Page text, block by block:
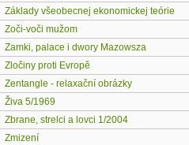
Základy všeobecnej ekonomickej teórie
Zoči-voči mužom
Zamki, palace i dwory Mazowsza
Zločiny proti Evropě
Zentangle - relaxační obrázky
Živa 5/1969
Zbrane, strelci a lovci 1/2004
Zmizení